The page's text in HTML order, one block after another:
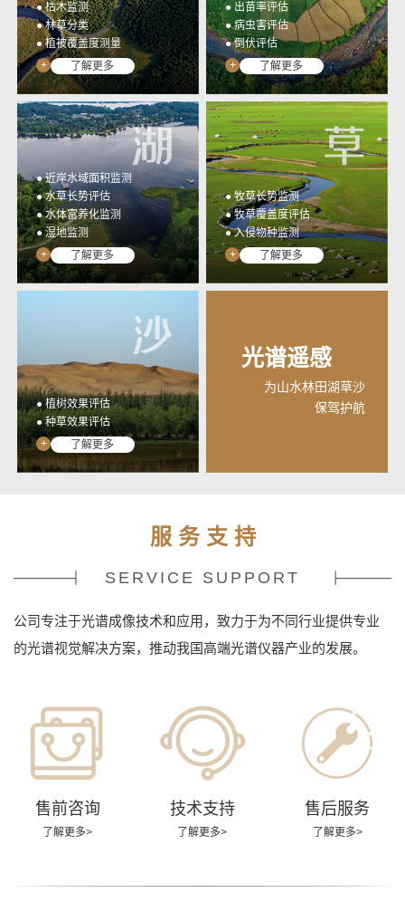
● 枯木监测
● 林草分类
● 植被覆盖度测量
+
了解更多
● 出苗率评估
● 病虫害评估
● 倒伏评估
+
了解更多
● 近岸水域面积监测
● 水草长势评估
● 水体富养化监测
● 湿地监测
+
了解更多
● 牧草长势监测
● 牧草覆盖度评估
● 入侵物种监测
+
了解更多
● 植树效果评估
● 种草效果评估
+
了解更多
光谱遥感
为山水林田湖草沙
保驾护航
服 务 支 持
SERVICE SUPPORT
公司专注于光谱成像技术和应用，致力于为不同行业提供专业
的光谱视觉解决方案，推动我国高端光谱仪器产业的发展。
售前咨询
了解更多>
技术支持
了解更多>
售后服务
了解更多>